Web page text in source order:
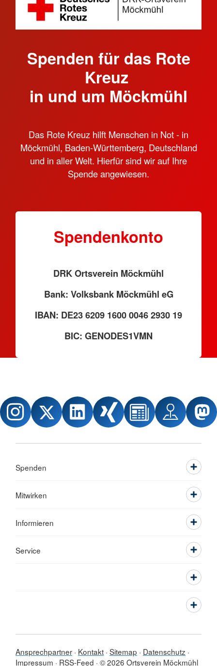
Spenden für das Rote
Kreuz
in und um Möckmühl
Das Rote Kreuz hilft Menschen in Not - in
Möckmühl, Baden-Württemberg, Deutschland
und in aller Welt. Hierfür sind wir auf Ihre
Spende angewiesen.
Spendenkonto
DRK Ortsverein Möckmühl
Bank: Volksbank Möckmühl eG
IBAN: DE23 6209 1600 0046 2930 19
BIC: GENODES1VMN
Spenden
Mitwirken
Informieren
Service
Ansprechpartner Kontakt Sitemap
Datenschutz
Impressum
RSS-Feed © 2026 Ortsverein Möckmühl